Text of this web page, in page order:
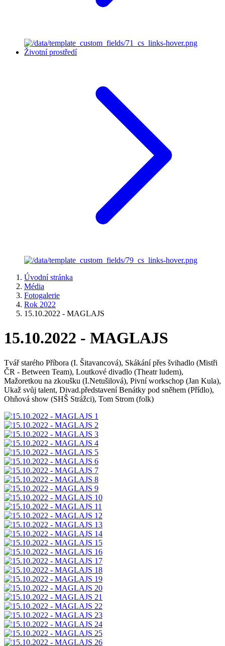
Životní prostředí
Úvodní stránka
Média
Fotogalerie
Rok 2022
15.10.2022 - MAGLAJS
15.10.2022 - MAGLAJS
Tvář starého Příbora (I. Šitavancová), Skákání přes švihadlo (Mistři
ČR - Between Team), Loutkové divadlo (Theatr ludem),
Mažoretkou na zkoušku (I.Netušilová), Pivní workschop (Jan Kula),
Ukaž svůj talent, Divad.představení Benátky pod sněhem (Přídlo),
Ohňová show (SHŠ Strážci), Tom Strom (folk)